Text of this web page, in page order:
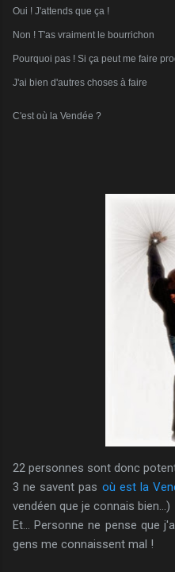
Oui ! J'attends que ça !
Non ! T'as vraiment le bourrichon
Pourquoi pas ! Si ça peut me faire
J'ai bien d'autres choses à faire
C'est où la Vendée ?
22 personnes sont donc
3 ne savent pas où est la
vendéen que je connais bien...)
Et... Personne ne pense que
gens me connaissent mal !